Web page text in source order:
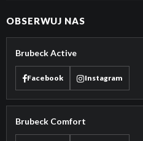
OBSERWUJ NAS
Brubeck Active
Facebook Instagram
Brubeck Comfort